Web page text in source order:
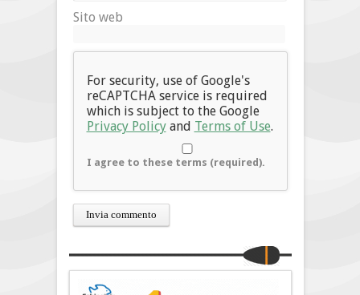
Sito web
For security, use of Google's
reCAPTCHA service is required
which is subject to the Google
Privacy Policyand Terms of Use.
I agree to these terms (required).